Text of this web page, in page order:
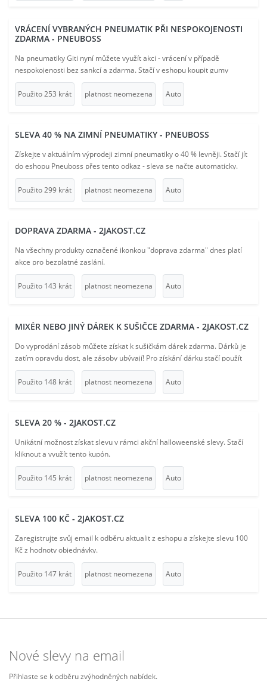
VRÁCENÍ VYBRANÝCH PNEUMATIK PŘI NESPOKOJENOSTI
ZDARMA - PNEUBOSS
Na pneumatiky Giti nyní můžete využít akci - vrácení v případě
nespokojenosti bez sankcí a zdarma. Stačí v eshopu koupit gumy
označené tímto logem.
Použito 253 krát
platnost neomezena Auto
SLEVA 40 % NA ZIMNÍ PNEUMATIKY - PNEUBOSS
Získejte v aktuálním výprodeji zimní pneumatiky o 40 % levněji. Stačí jít
do eshopu Pneuboss přes tento odkaz - sleva se načte automaticky.
Použito 299 krát platnost neomezena Auto
DOPRAVA ZDARMA - 2JAKOST.CZ
Na všechny produkty označené ikonkou "doprava zdarma" dnes platí
akce pro bezplatné zaslání.
Použito 143 krát platnost neomezena Auto
MIXÉR NEBO JINÝ DÁREK K SUŠIČCE ZDARMA - 2JAKOST.CZ
Do vyprodání zásob můžete získat k sušičkám dárek zdarma. Dárků je
zatím opravdu dost, ale zásoby ubývají! Pro získání dárku stačí použít
tento odkaz a vybrat si jednu z akčn�
Použito 148 krát
platnost neomezena Auto
SLEVA 20 % - 2JAKOST.CZ
Unikátní možnost získat slevu v rámci akční halloweenské slevy. Stačí
kliknout a využít tento kupón.
Použito 145 krát platnost neomezena Auto
SLEVA 100 KČ - 2JAKOST.CZ
Zaregistrujte svůj email k odběru aktualit z eshopu a získejte slevu 100
Kč z hodnoty objednávky.
Použito 147 krát platnost neomezena Auto
Nové slevy na email
Přihlaste se k odběru zvýhodněných nabídek.